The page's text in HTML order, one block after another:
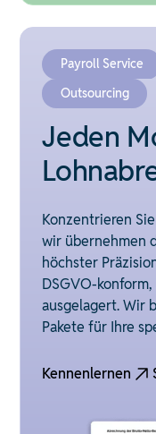
Payroll Service
Outsourcing
Jeden
Konzentrieren
wir übernehmen
höchster
DSGVO-
ausgelagert. Wir
Pakete für Ihre
Kennenlernen